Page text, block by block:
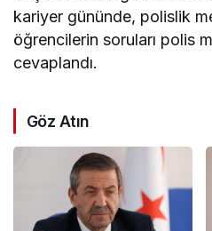
kariyer gününde, polislik
öğrencilerin soruları polis
cevaplandı.
Göz Atın